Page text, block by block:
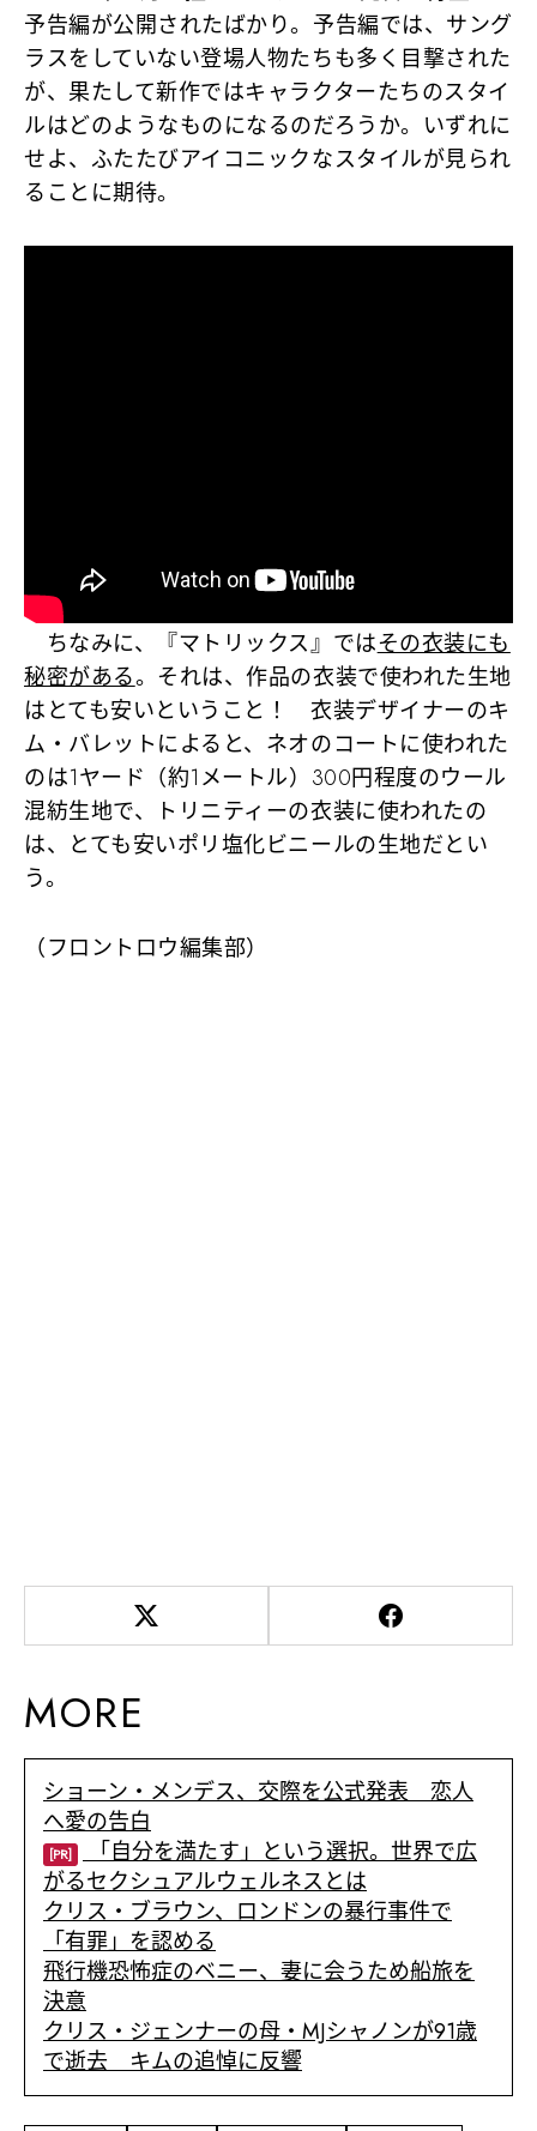
予告編が公開されたばかり。予告編では、サング
ラスをしていない登場人物たちも多く目撃された
が、果たして新作ではキャラクターたちのスタイ
ルはどのようなものになるのだろうか。いずれに
せよ、ふたたびアイコニックなスタイルが見られ
ることに期待。
ちなみに、『マトリックス』ではその衣装にも
秘密がある。それは、作品の衣装で使われた生地
はとても安いということ！ 衣装デザイナーのキ
ム・バレットによると、ネオのコートに使われた
のは1ヤード（約1メートル）300円程度のウール
混紡生地で、トリニティーの衣装に使われたの
は、とても安いポリ塩化ビニールの生地だとい
う。
（フロントロウ編集部）
MORE
ショーン・メンデス、交際を公式発表 恋人
へ愛の告白
[PR] 「自分を満たす」という選択。世界で広
がるセクシュアルウェルネスとは
クリス・ブラウン、ロンドンの暴行事件で
「有罪」を認める
飛行機恐怖症のベニー、妻に会うため船旅を
決意
クリス・ジェンナーの母・MJシャノンが91歳
で逝去 キムの追悼に反響